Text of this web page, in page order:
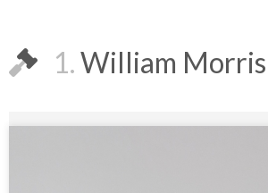
1.William